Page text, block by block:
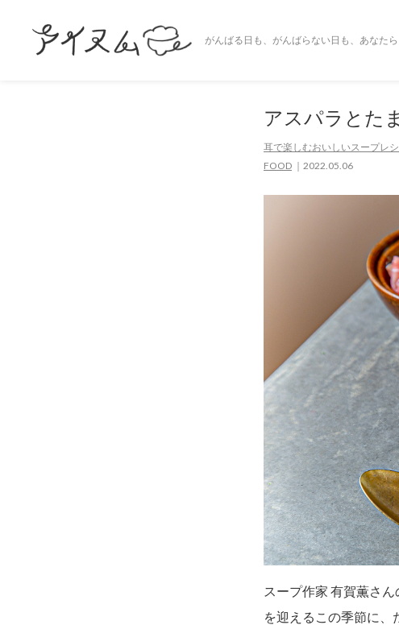
がんばる日も、がんばらない日も、あなたら
アスパラとた
耳で楽しむおいしいスープレ
FOOD
2022.05.06
スープ作家 有賀薫さ
を迎えるこの季節に、